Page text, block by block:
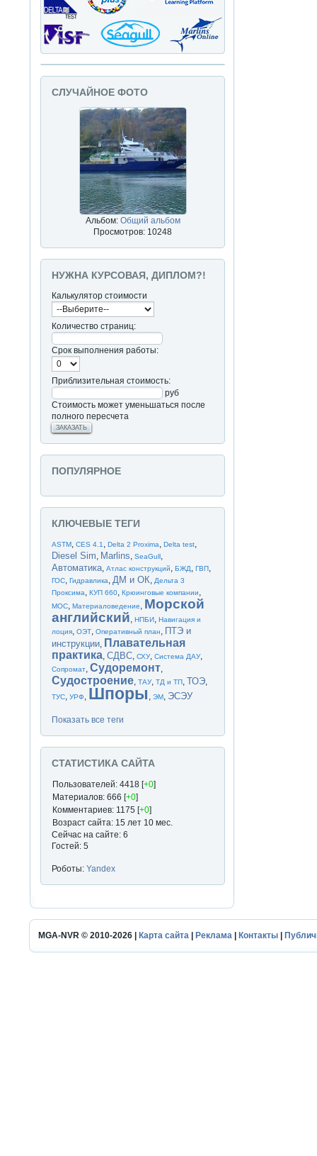
СЛУЧАЙНОЕ ФОТО
Альбом: Общий альбом
Просмотров: 10248
НУЖНА КУРСОВАЯ, ДИПЛОМ?!
Калькулятор стоимости
Количество страниц:
Срок выполнения работы:
Приблизительная стоимость:
руб
Стоимость может уменьшаться после
полного пересчета
ЗАКАЗАТЬ
ПОПУЛЯРНОЕ
КЛЮЧЕВЫЕ ТЕГИ
ASTM,CES 4.1 ,Delta 2 Proxima,Delta test,
Diesel Sim, Marlins,SeaGull,
Автоматика,Атлас конструкций,БЖД,ГВП,
ГОС,Гидравлика,ДМ и ОК,Дельта 3
Проксима,КУП 660,Крюинговые компании,
МОС,Материаловедение, Морской
английский,НПБИ,Навигация и
лоция,ОЭТ,Оперативный план, ПТЭ и
инструкции, Плавательная
практика,СДВС,СХУ,Система ДАУ,
Сопромат,Судоремонт,
Судостроение,ТАУ,ТД и ТП, ТОЭ,
ТУС,УРФ, Шпоры ,ЭМ, ЭСЭУ
Показать все теги
СТАТИСТИКА САЙТА
Пользователей: 4418 [+0]
Материалов: 666 [+0]
Комментариев: 1175 [+0]
Возраст сайта: 15 лет 10 мес.
Сейчас на сайте: 6
Гостей: 5
Роботы:Yandex
MGA-NVR © 2010-2026 | Карта сайта Реклама Контакты